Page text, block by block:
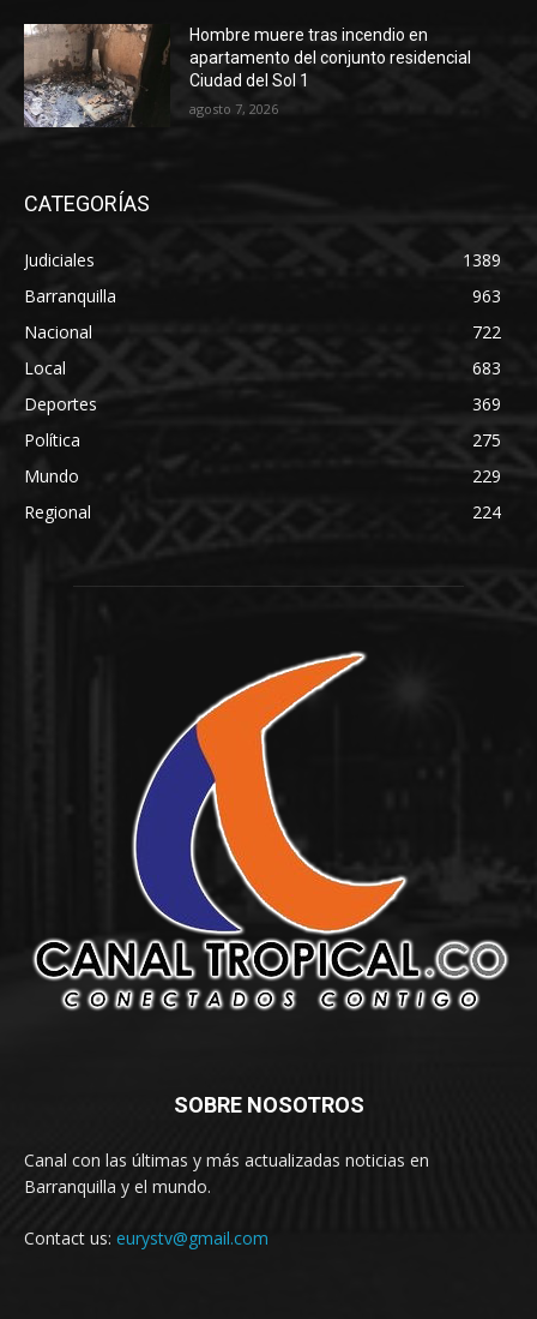
Hombre muere tras incendio en
apartamento del conjunto residencial
Ciudad del Sol 1
agosto 7, 2026
CATEGORÍAS
Judiciales
1389
Barranquilla
963
Nacional
722
Local
683
Deportes
369
Política
275
Mundo
229
Regional
224
SOBRE NOSOTROS
Canal con las últimas y más actualizadas noticias en
Barranquilla y el mundo.
Contact us: eurystv@gmail.com